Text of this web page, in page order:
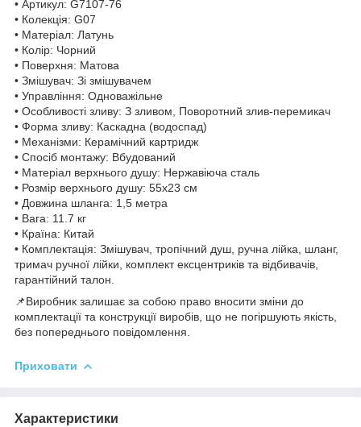
• Артикул: G7107-76
• Колекція: G07
• Матеріал: Латунь
• Колір: Чорний
• Поверхня: Матова
• Змішувач: Зі змішувачем
• Управління: Одноважільне
• Особливості зливу: З зливом, Поворотний злив-перемикач
• Форма зливу: Каскадна (водоспад)
• Механізми: Керамічний картридж
• Спосіб монтажу: Вбудований
• Матеріал верхнього душу: Нержавіюча сталь
• Розмір верхнього душу: 55x23 см
• Довжина шланга: 1,5 метра
• Вага: 11.7 кг
• Країна: Китай
• Комплектація: Змішувач, тропічний душ, ручна лійка, шланг,
тримач ручної лійки, комплект ексцентриків та відбивачів,
гарантійний талон.
📌Виробник залишає за собою право вносити зміни до
комплектації та конструкції виробів, що не погіршують якість,
без попереднього повідомлення.
Приховати
Характеристики